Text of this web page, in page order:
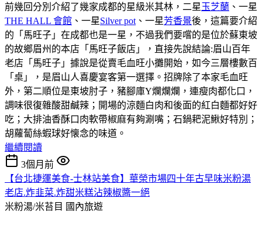
前幾回分別介紹了幾家成都的星級米其林，二星 玉芝蘭 、一星
THE HALL 會館 、一星Silver pot 、一星芳香景後，這篇要介紹
的「馬旺子」在成都也是一星，不過我們要嚐的是位於蘇東坡
的故鄉眉州的本店「馬旺子飯店」，直接先說結論:眉山百年
老店「馬旺子」據說是從賣毛血旺小攤開始，如今三層樓數百
「桌」，是眉山人喜慶宴客第一選擇。招牌除了本家毛血旺
外，第二順位是東坡肘子，豬腳庫Y爛爛爛，連瘦肉都化口，
調味很復雜酸甜鹹辣；開場的涼麵白肉和後面的紅白麵都好好
吃；大排油香酥口肉軟帶椒麻有夠涮嘴；石鍋耙泥鰍好特別；
胡蘿蔔絲蝦球好懐念的味道。
繼續閱讀
3個月前
【台北捷運美食-士林站美食】華榮市場四十年古早味米粉湯
老店.炸韭菜.炸甜米糕沾辣椒醬一絕
米粉湯/米苔目 國內旅遊